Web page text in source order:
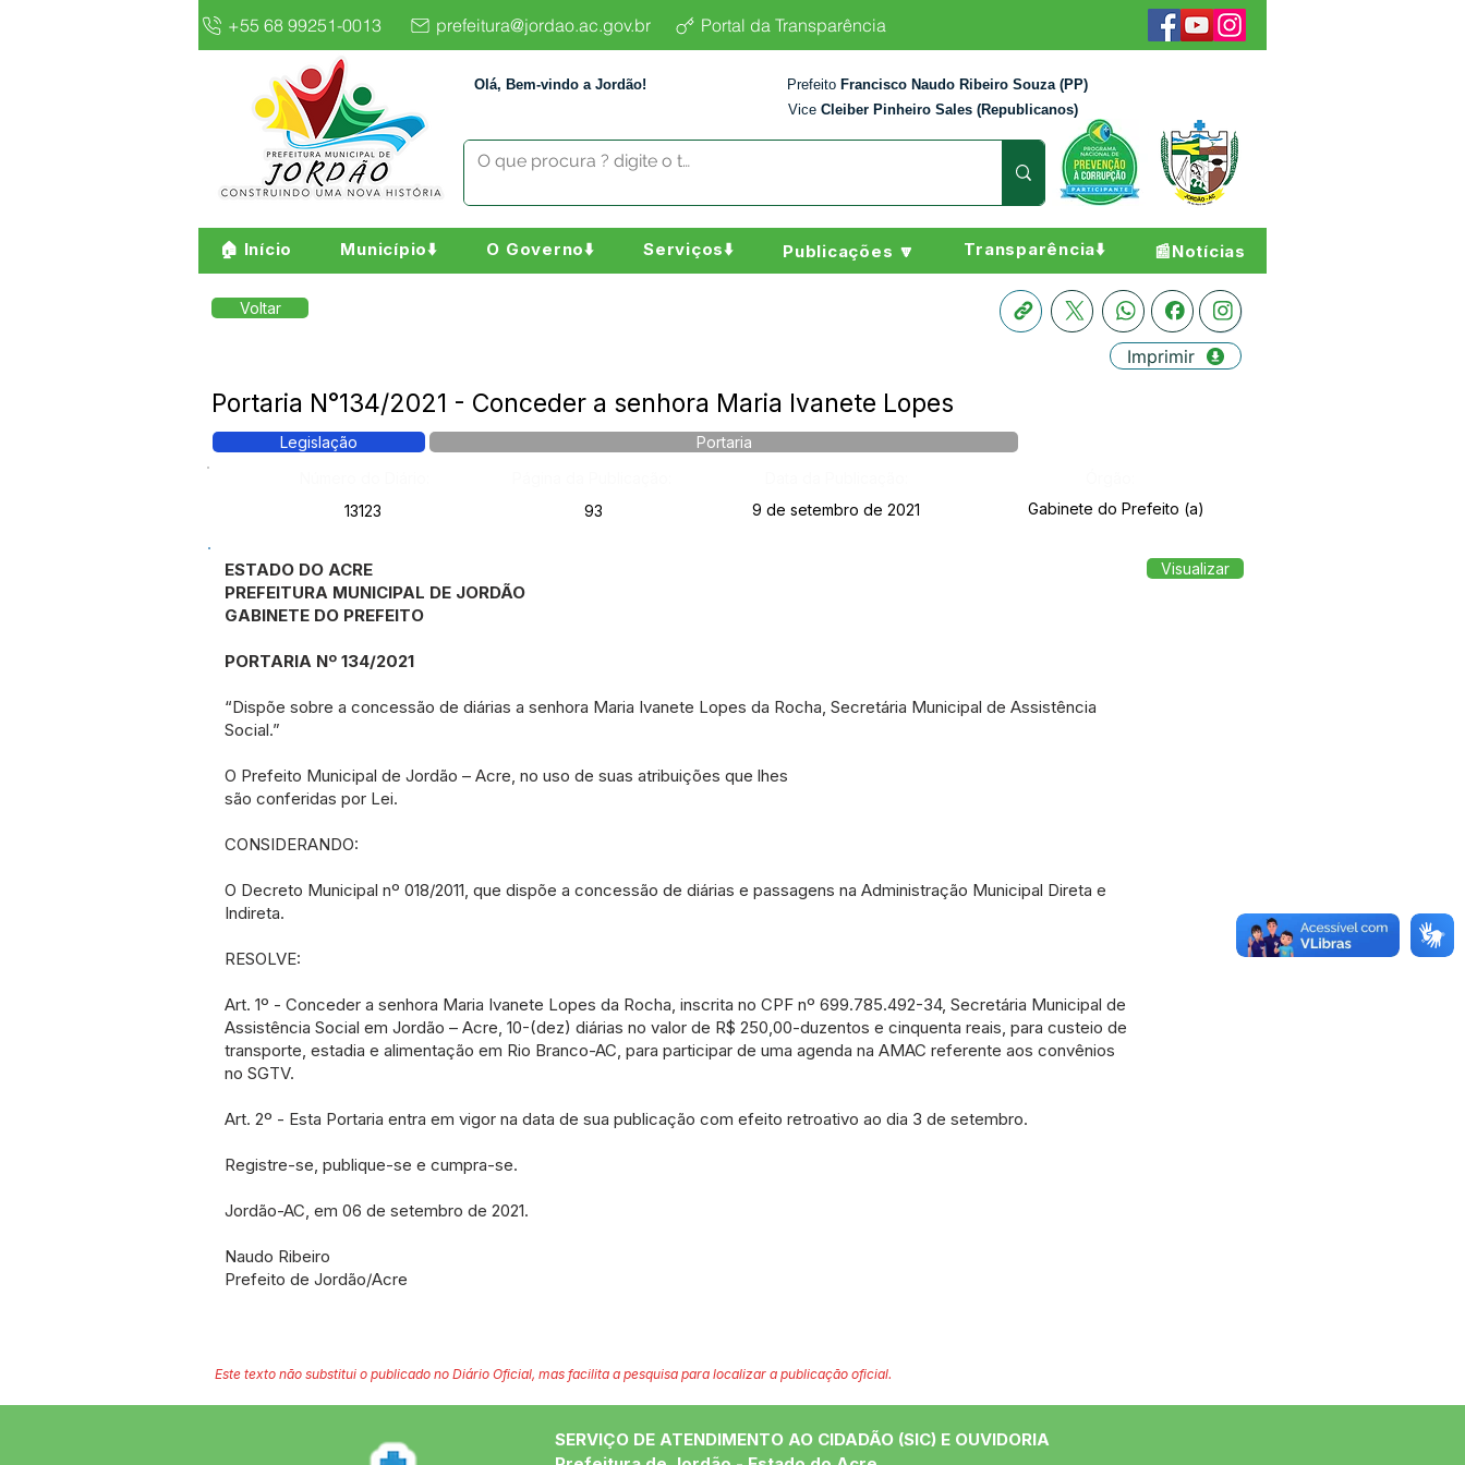
+55 68 99251-0013 prefeitura@jordao.ac.gov.br Portal da Transparência
Olá, Bem-vindo a Jordão! Prefeito Francisco Naudo Ribeiro Souza (PP)
Vice Cleiber Pinheiro Sales (Republicanos)
🏠 Início Município⬇️ O Governo⬇️ Serviços⬇️ Publicações 🔽 Transparência⬇️ 📰Notícias
Voltar
Imprimir
Portaria N°134/2021 - Conceder a senhora Maria Ivanete Lopes
Legislação
Portaria
13123
93 9 de setembro de 2021 Gabinete do Prefeito (a)
ESTADO DO ACRE
PREFEITURA MUNICIPAL DE JORDÃO
GABINETE DO PREFEITO
PORTARIA Nº 134/2021
“Dispõe sobre a concessão de diárias a senhora Maria Ivanete Lopes da Rocha, Secretária Municipal de Assistência
Social.”
O Prefeito Municipal de Jordão – Acre, no uso de suas atribuições que lhes
são conferidas por Lei.
CONSIDERANDO:
O Decreto Municipal nº 018/2011, que dispõe a concessão de diárias e passagens na Administração Municipal Direta e
Indireta.
RESOLVE:
Art. 1º - Conceder a senhora Maria Ivanete Lopes da Rocha, inscrita no CPF nº 699.785.492-34, Secretária Municipal de
Assistência Social em Jordão – Acre, 10-(dez) diárias no valor de R$ 250,00-duzentos e cinquenta reais, para custeio de
transporte, estadia e alimentação em Rio Branco-AC, para participar de uma agenda na AMAC referente aos convênios
no SGTV.
Art. 2º - Esta Portaria entra em vigor na data de sua publicação com efeito retroativo ao dia 3 de setembro.
Registre-se, publique-se e cumpra-se.
Jordão-AC, em 06 de setembro de 2021.
Naudo Ribeiro
Prefeito de Jordão/Acre
Visualizar
Este texto não substitui o publicado no Diário Oficial, mas facilita a pesquisa para localizar a publicação oficial.
SERVIÇO DE ATENDIMENTO AO CIDADÃO (SIC) E OUVIDORIA